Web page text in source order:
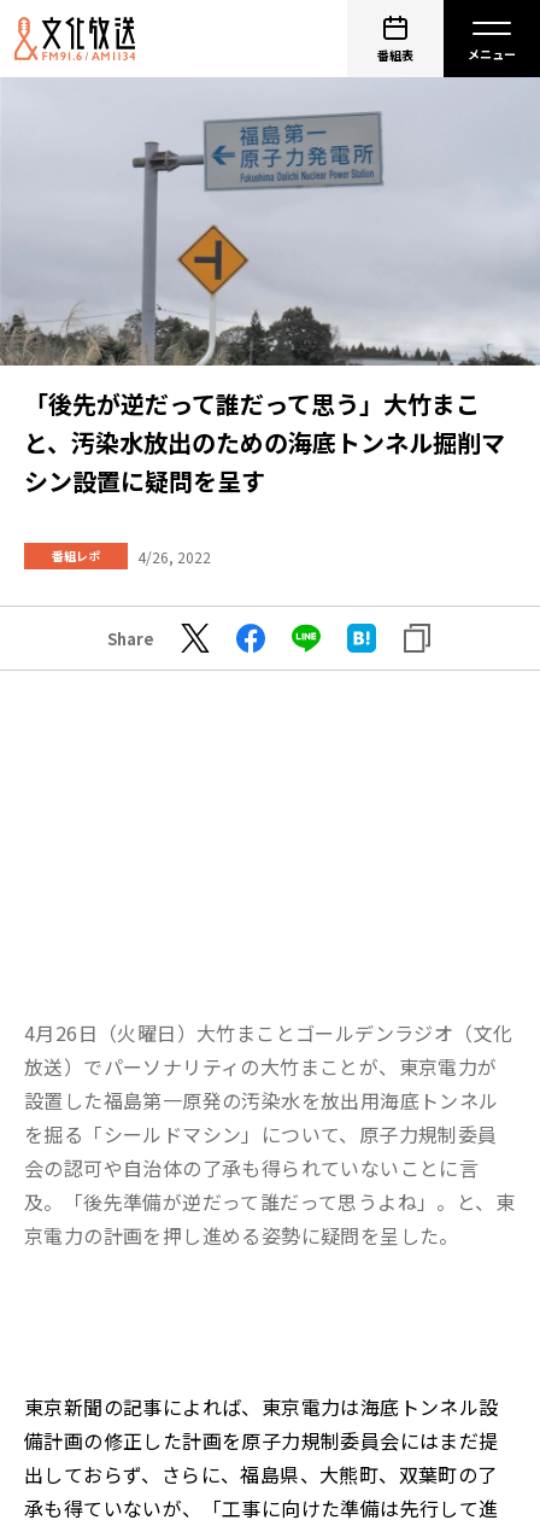
番組表
「後先が逆だって誰だって思う」大竹まこ
と、汚染水放出のための海底トンネル掘削マ
シン設置に疑問を呈す
番組レポ 4/26, 2022
Share
4月26日（火曜日）大竹まことゴールデンラジオ（文化
放送）でパーソナリティの大竹まことが、東京電力が
設置した福島第一原発の汚染水を放出用海底トンネル
を掘る「シールドマシン」について、原子力規制委員
会の認可や自治体の了承も得られていないことに言
及。「後先準備が逆だって誰だって思うよね」。と、東
京電力の計画を押し進める姿勢に疑問を呈した。
東京新聞の記事によれば、東京電力は海底トンネル設
備計画の修正した計画を原子力規制委員会にはまだ提
出しておらず、さらに、福島県、大熊町、双葉町の了
承も得ていないが、「工事に向けた準備は先行して進